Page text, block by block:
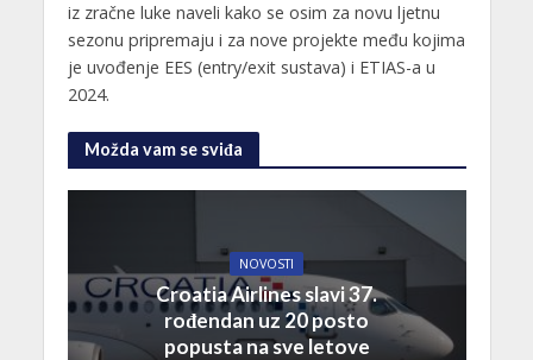
iz zračne luke naveli kako se osim za novu ljetnu
sezonu pripremaju i za nove projekte među kojima
je uvođenje EES (entry/exit sustava) i ETIAS-a u
2024.
Možda vam se sviđa
NOVOSTI
Croatia Airlines slavi 37.
rođendan uz 20 posto
popusta na sve letove